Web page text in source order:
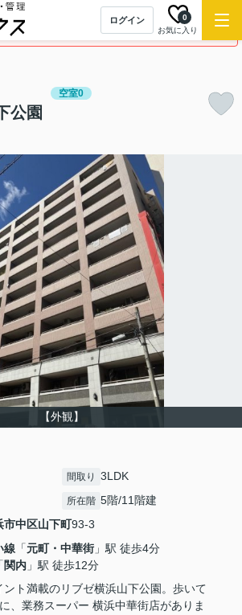
ログイン
お気に入り
0
件の募集は終了しました。
公園
空室0
【外観】
間取り 3LDK
所在階 5階/11階建
市中区山下町93-3
線 「元町・中華街」駅 徒歩4分
「 関内 」駅 徒歩12分
ント満載のリブゼ横浜山下公園。歩いて
、業務スーパー 横浜中華街店がありま